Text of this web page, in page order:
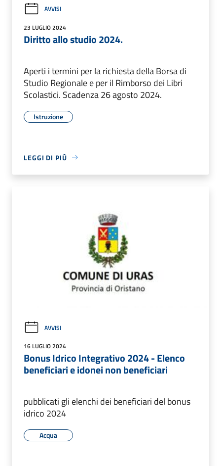
AVVISI
23 LUGLIO 2024
Diritto allo studio 2024.
Aperti i termini per la richiesta della Borsa di
Studio Regionale e per il Rimborso dei Libri
Scolastici. Scadenza 26 agosto 2024.
Istruzione
LEGGI DI PIÙ
AVVISI
16 LUGLIO 2024
Bonus Idrico Integrativo 2024 - Elenco
beneficiari e idonei non beneficiari
pubblicati gli elenchi dei beneficiari del bonus
idrico 2024
Acqua